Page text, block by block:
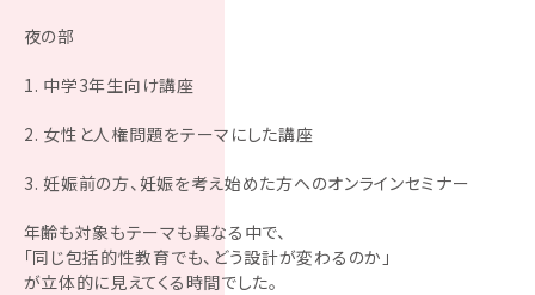
夜の部
中学3年生向け講座
女性と人権問題をテーマにした講座
妊娠前の方、妊娠を考え始めた方へのオンラインセミナー
年齢も対象もテーマも異なる中で、
「同じ包括的性教育でも、どう設計が変わるのか」
が立体的に見えてくる時間でした。